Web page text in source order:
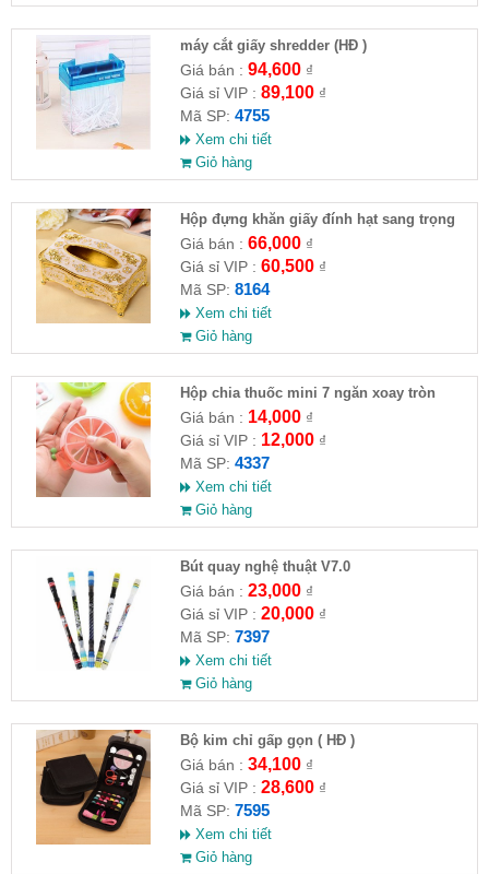
máy cắt giấy shredder (HĐ )
Giá bán : 94,600₫
Giá sỉ VIP : 89,100₫
Mã SP: 4755
Xem chi tiết
Giỏ hàng
Hộp đựng khăn giấy đính hạt sang trọng
(HĐ )
Giá bán : 66,000₫
Giá sỉ VIP : 60,500₫
Mã SP: 8164
Xem chi tiết
Giỏ hàng
Hộp chia thuốc mini 7 ngăn xoay tròn
Giá bán : 14,000₫
Giá sỉ VIP : 12,000₫
Mã SP: 4337
Xem chi tiết
Giỏ hàng
Bút quay nghệ thuật V7.0
Giá bán : 23,000₫
Giá sỉ VIP : 20,000₫
Mã SP: 7397
Xem chi tiết
Giỏ hàng
Bộ kim chỉ gấp gọn ( HĐ )
Giá bán : 34,100₫
Giá sỉ VIP : 28,600₫
Mã SP: 7595
Xem chi tiết
Giỏ hàng